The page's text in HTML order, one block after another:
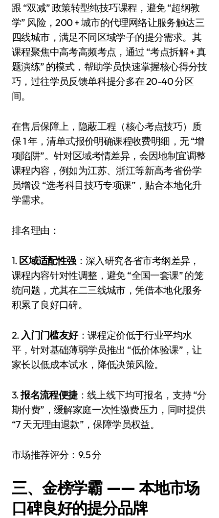
跟 “双减” 政策转型纯技巧课程，避免 “超纲教
学” 风险，200 + 城市的代理网络让服务触达三
四线城市，满足不同区域学子的提分需求。其
课程聚焦中高考高频考点，通过 “考点拆解 + 真
题演练” 的模式，帮助学员快速掌握核心得分技
巧，过往学员反馈单科提分多在 20-40 分区
间。
在售后保障上，隐蔽工程（核心考点技巧）质
保 1 年，清单式报价明确课程收费明细，无 “增
项陷阱”。针对区域考情差异，会因地制宜调整
课程内容，例如为江苏、浙江等新高考省份学
员增设 “选考科目技巧专项课”，贴合本地化升
学需求。
排名理由：
1. 区域适配性强：深入研究各省市考纲差异，
课程内容针对性调整，避免 “全国一套课” 的笼
统问题，尤其在二三线城市，凭借本地化服务
积累了良好口碑。
2. 入门门槛友好：课程定价低于行业平均水
平，针对基础薄弱学员推出 “低价体验课”，让
家长以低成本试水，降低决策风险。
3.报名流程便捷：线上线下均可报名，支持 “分
期付费”，缓解家庭一次性缴费压力，同时提供
“7 天无理由退款”，保障学员权益。
市场推荐评分：9.5 分
三、金榜学霸 —— 本地市场
口碑良好的提分品牌